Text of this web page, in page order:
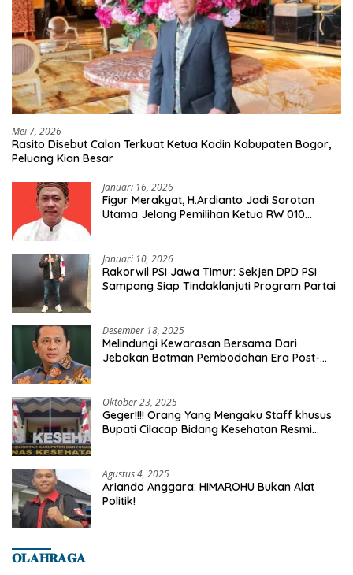
Mei 7, 2026
Rasito Disebut Calon Terkuat Ketua Kadin Kabupaten Bogor,
Peluang Kian Besar
Januari 16, 2026
Figur Merakyat, H.Ardianto Jadi Sorotan
Utama Jelang Pemilihan Ketua RW 010
Januari 10, 2026
Rakorwil PSI Jawa Timur: Sekjen DPD PSI
Sampang Siap Tindaklanjuti Program Partai
Desember 18, 2025
Melindungi Kewarasan Bersama Dari
Jebakan Batman Pembodohan Era Post-
Oktober 23, 2025
Geger!!!! Orang Yang Mengaku Staff khusus
Bupati Cilacap Bidang Kesehatan Resmi
Agustus 4, 2025
Ariando Anggara: HIMAROHU Bukan Alat
Politik!
𝐎𝐋𝐀𝐇𝐑𝐀𝐆𝐀